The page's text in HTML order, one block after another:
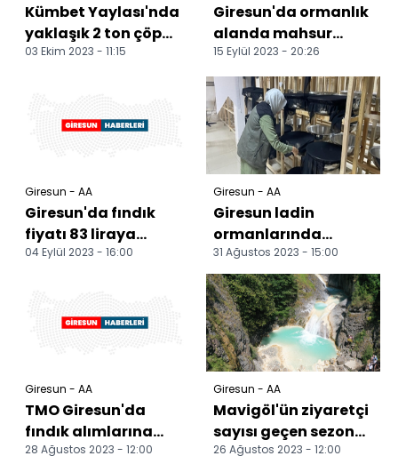
Kümbet Yaylası'nda
yaklaşık 2 ton çöp
toplandı
03 Ekim 2023 - 11:15
Giresun'da ormanlık
alanda mahsur
kalan kadın
kurtarıldı
15 Eylül 2023 - 20:26
Giresun - AA
Giresun'da fındık
fiyatı 83 liraya
yükseldi
04 Eylül 2023 - 16:00
Giresun - AA
Giresun ladin
ormanlarında
biyolojik mücadele
devam ediyor
31 Ağustos 2023 - 15:00
Giresun - AA
TMO Giresun'da
fındık alımlarına
başladı
28 Ağustos 2023 - 12:00
Giresun - AA
Mavigöl'ün ziyaretçi
sayısı geçen sezonu
aştı
26 Ağustos 2023 - 12:00